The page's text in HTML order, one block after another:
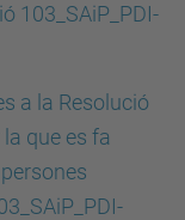
103_SAiP_PDI-
a la Resolució
que es fa